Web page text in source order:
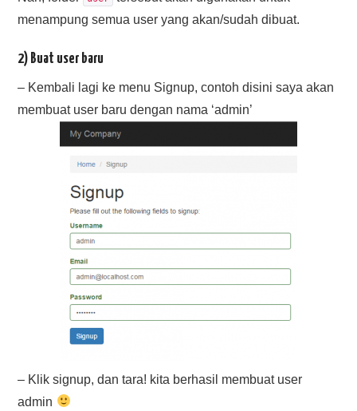
menampung semua user yang akan/sudah dibuat.
2) Buat user baru
– Kembali lagi ke menu Signup, contoh disini saya akan
membuat user baru dengan nama ‘admin’
– Klik signup, dan tara! kita berhasil membuat user
admin